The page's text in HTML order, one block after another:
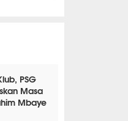
PSG
Masa
Mbaye